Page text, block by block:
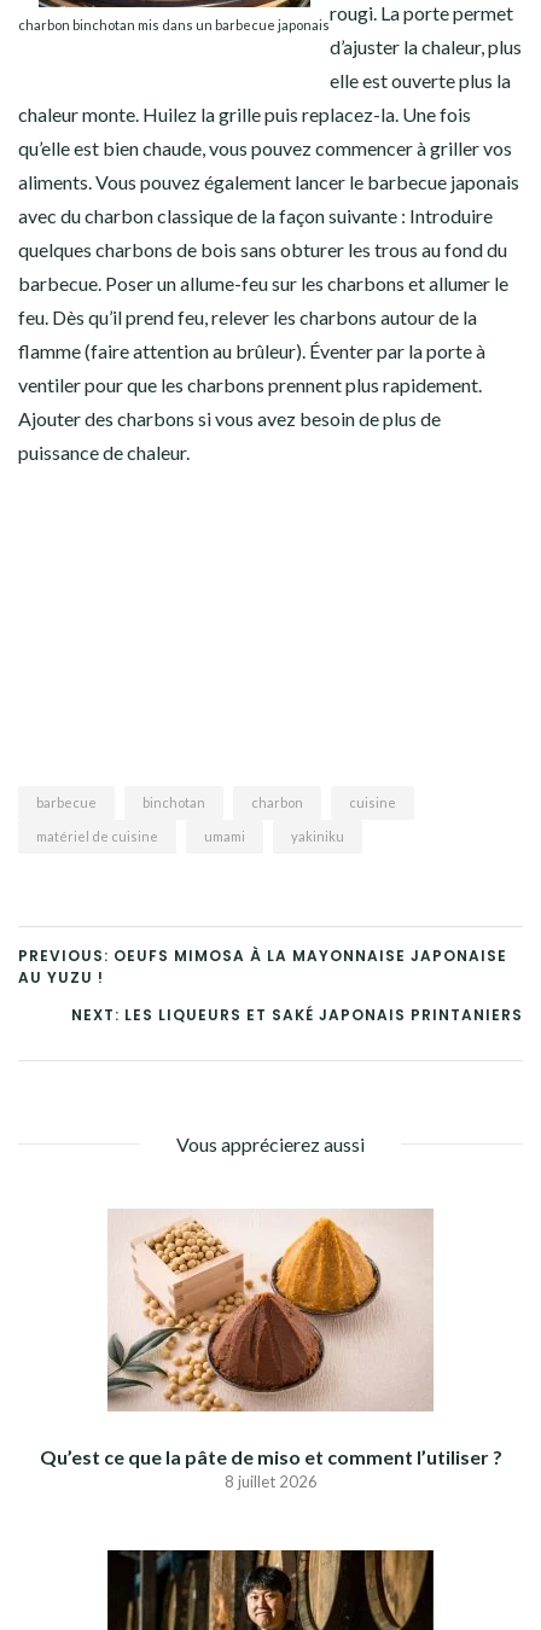
charbon binchotan mis dans un barbecue japonais
rougi. La porte permet
d’ajuster la chaleur, plus
elle est ouverte plus la
chaleur monte. Huilez la grille puis replacez-la. Une fois
qu’elle est bien chaude, vous pouvez commencer à griller vos
aliments.Vous pouvez également lancer le barbecue japonais
avec du charbon classique de la façon suivante : Introduire
quelques charbons de bois sans obturer les trous au fond du
barbecue. Poser un allume-feu sur les charbons et allumer le
feu. Dès qu’il prend feu, relever les charbons autour de la
flamme (faire attention au brûleur). Éventer par la porte à
ventiler pour que les charbons prennent plus rapidement.
Ajouter des charbons si vous avez besoin de plus de
puissance de chaleur.
barbecue binchotan charbon cuisine
matériel de cuisine umami yakiniku
PREVIOUS: OEUFS MIMOSA À LA MAYONNAISE JAPONAISE
AU YUZU !
NEXT: LES LIQUEURS ET SAKÉ JAPONAIS PRINTANIERS
Vous apprécierez aussi
Qu’est ce que la pâte de miso et comment l’utiliser ?
8 juillet 2026